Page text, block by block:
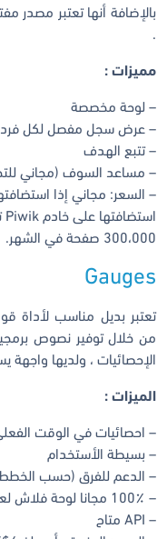
بالإضافة أنها تعتبر مصدر
.
مميزات :
– لوحة مخصصة
– عرض سجل مفصل لكل فرد
– تتبع الهدف
– مساعد السوف (مجاني
– السعر: مجاني إذا
300،000 صفحة في الشهر.
Gauges
تعتبر بديل مناسب لأداة
من خلال توفير نصوص
الإحصائيات ، ولديها
الميزات :
– احصائيات في الوقت
– بسيطة الأستخدام
– الدعم للفرق (حسب الخطط
– 100٪ مجانا لوحة فلاش لعرض سهلة الجوال
– API متاح